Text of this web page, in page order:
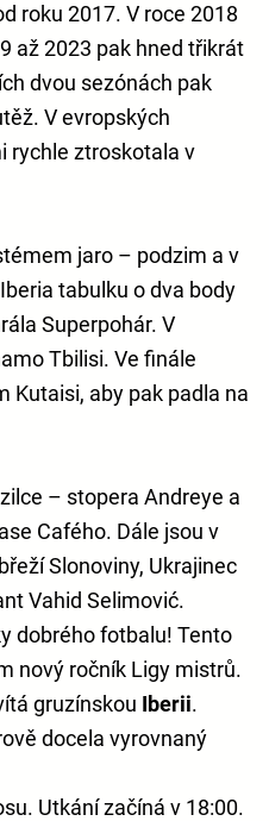
roku 2017. V roce 2018
až 2023 pak hned třikrát
dvou sezónách pak
V evropských
rychle ztroskotala v
jaro – podzim a v
tabulku o dva body
Superpohár. V
Tbilisi. Ve finále
Kutaisi, aby pak padla na
– stopera Andreye a
Cafého. Dále jsou v
Slonoviny, Ukrajinec
Vahid Selimović.
dobrého fotbalu! Tento
nový ročník Ligy mistrů.
gruzínskou Iberii.
docela vyrovnaný
Utkání začíná v 18:00.